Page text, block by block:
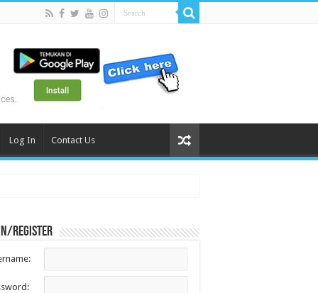
Log In Contact Us
register